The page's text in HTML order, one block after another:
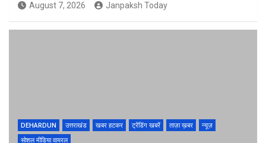
August 7, 2026 Janpaksh Today
DEHARDUN उत्तराखंड खबर हटकर ट्रेंडिंग खबरें ताज़ा ख़बर
न्यूज़
सोशल मीडिया वायरल